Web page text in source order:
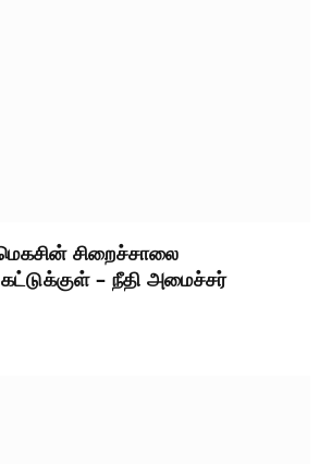
மெகசின் சிறைச்சாலை
– நீதி அமைச்சர்